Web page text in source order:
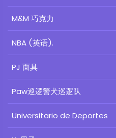
M&M 巧克力
NBA (英语).
PJ 面具
Paw巡逻警犬巡逻队
Universitario de Deportes